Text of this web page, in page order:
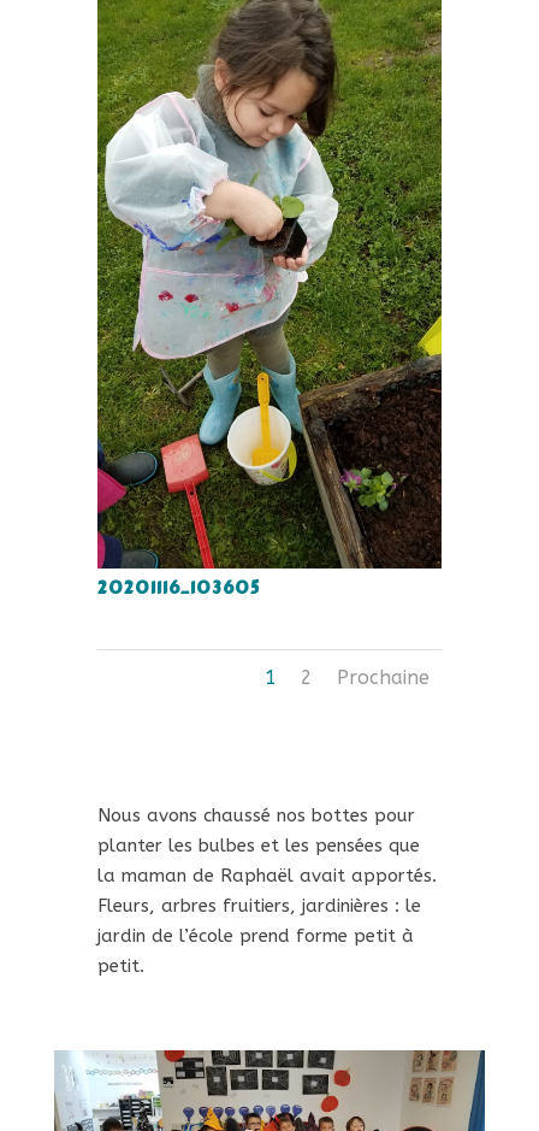
20201116_103605
1 2 Prochaine
Nous avons chaussé nos bottes pour
planter les bulbes et les pensées que
la maman de Raphaël avait apportés.
Fleurs, arbres fruitiers, jardinières : le
jardin de l’école prend forme petit à
petit.